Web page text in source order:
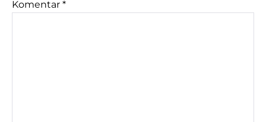
Komentar *